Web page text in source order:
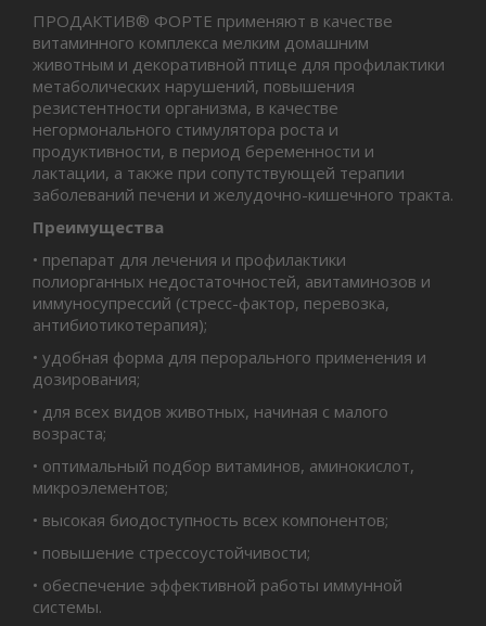
ПРОДАКТИВ® ФОРТЕ применяют в качестве
витаминного комплекса мелким домашним
животным и декоративной птице для профилактики
метаболических нарушений, повышения
резистентности организма, в качестве
негормонального стимулятора роста и
продуктивности, в период беременности и
лактации, а также при сопутствующей терапии
заболеваний печени и желудочно-кишечного тракта.
Преимущества
• препарат для лечения и профилактики
полиорганных недостаточностей, авитаминозов и
иммуносупрессий (стресс-фактор, перевозка,
антибиотикотерапия);
• удобная форма для перорального применения и
дозирования;
• для всех видов животных, начиная с малого
возраста;
• оптимальный подбор витаминов, аминокислот,
микроэлементов;
• высокая биодоступность всех компонентов;
• повышение стрессоустойчивости;
• обеспечение эффективной работы иммунной
системы.